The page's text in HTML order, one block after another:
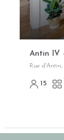
Rue d'Antin,
15